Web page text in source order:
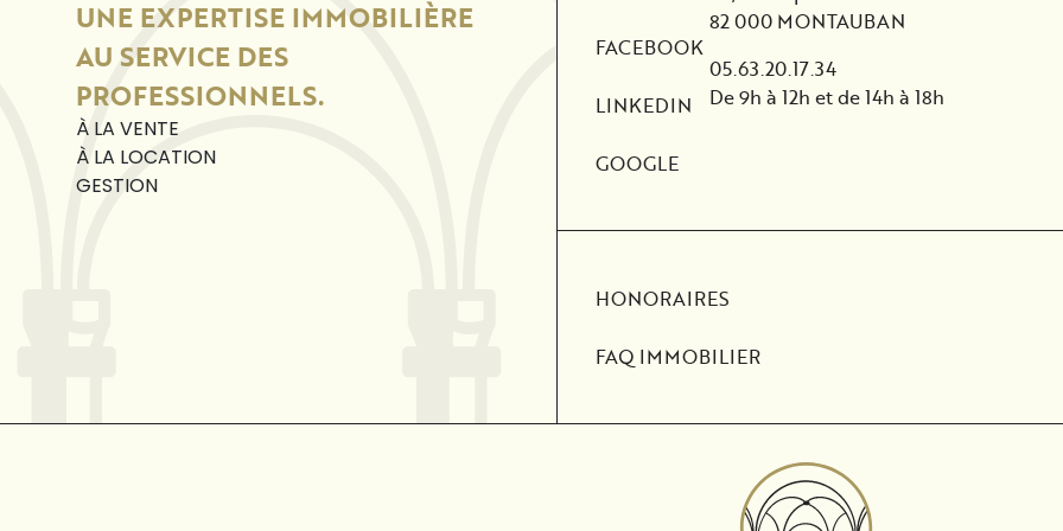
UNE EXPERTISE IMMOBILIÈRE
AU SERVICE DES
PROFESSIONNELS.
À LA VENTE
À LA LOCATION
GESTION
FACEBOOK
LINKEDIN
GOOGLE
82 000 MONTAUBAN
05.63.20.17.34
De 9h à 12h et de 14h à 18h
HONORAIRES
FAQ IMMOBILIER